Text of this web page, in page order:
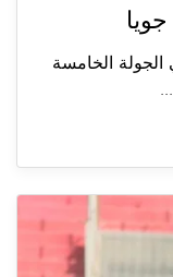
على جويا الرياضي 2-1، في الجولة الخامسة